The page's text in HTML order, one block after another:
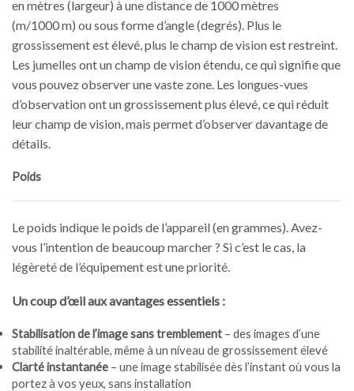
en mètres (largeur) à une distance de 1000 mètres
(m/1000 m) ou sous forme d’angle (degrés). Plus le
grossissement est élevé, plus le champ de vision est restreint.
Les jumelles ont un champ de vision étendu, ce qui signifie que
vous pouvez observer une vaste zone. Les longues-vues
d’observation ont un grossissement plus élevé, ce qui réduit
leur champ de vision, mais permet d’observer davantage de
détails.
Poids
Le poids indique le poids de l’appareil (en grammes). Avez-
vous l’intention de beaucoup marcher ? Si c’est le cas, la
légèreté de l’équipement est une priorité.
Un coup d’œil aux avantages essentiels :
Stabilisation de l’image sans tremblement – des images d’une
stabilité inaltérable, même à un niveau de grossissement élevé
Clarté instantanée – une image stabilisée dès l’instant où vous la
portez à vos yeux, sans installation